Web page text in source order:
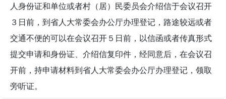
人身份证和单位或者村（居）民委员会介绍信于会议召开
３日前，到省人大常委会办公厅办理登记，路途较远或者
交通不便的可以在会议召开５日前，以信函或者传真形式
提交申请和身份证、介绍信复印件，经同意后，在会议召
开前，持申请材料到省人大常委会办公厅办理登记，领取
旁听证。